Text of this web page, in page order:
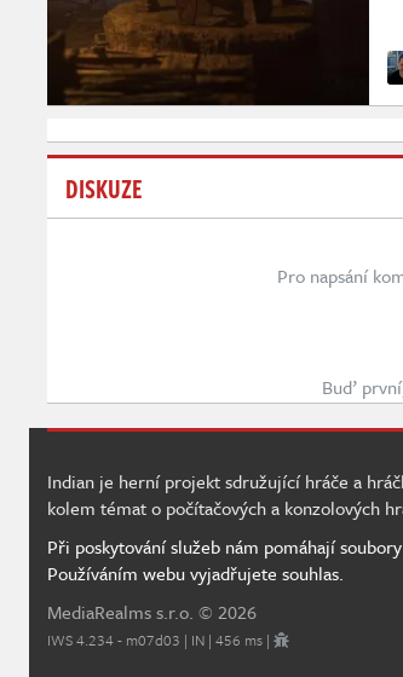
DISKUZE
Pro napsání
Buď
Indian je herní projekt sdružující hráče a
kolem témat o počítačových a konzolových
Při poskytování služeb nám pomáhají
Používáním webu vyjadřujete souhlas.
MediaRealms s.r.o. © 2026
IWS 4.234 - m07d03 | IN | 456 ms |